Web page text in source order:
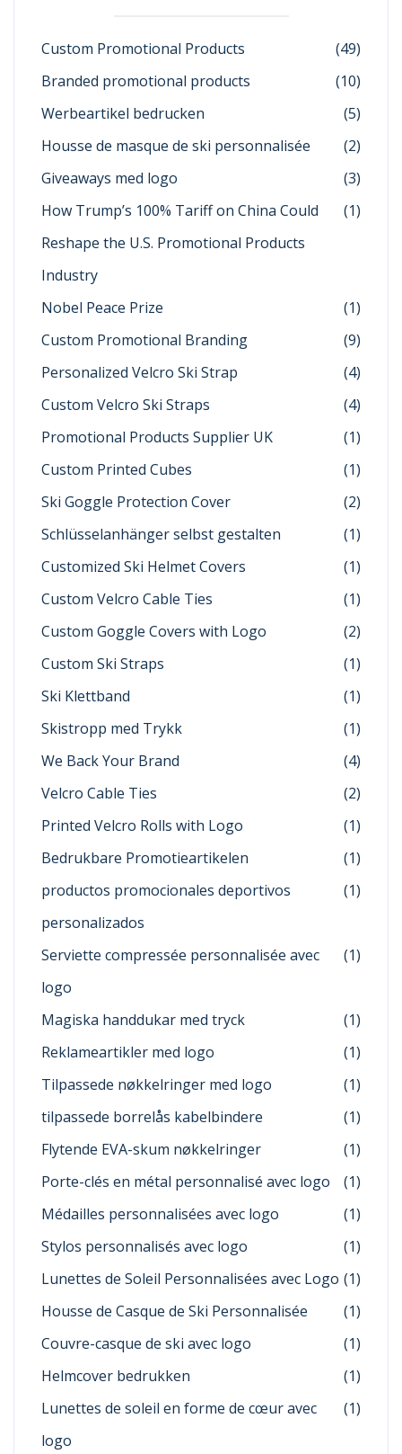
Custom Promotional Products
(49)
Branded promotional products
(10)
Werbeartikel bedrucken
(5)
Housse de masque de ski personnalisée
(2)
Giveaways med logo
(3)
How Trump’s 100% Tariff on China Could
Reshape the U.S. Promotional Products
Industry
(1)
Nobel Peace Prize
(1)
Custom Promotional Branding
(9)
Personalized Velcro Ski Strap
(4)
Custom Velcro Ski Straps
(4)
Promotional Products Supplier UK
(1)
Custom Printed Cubes
(1)
Ski Goggle Protection Cover
(2)
Schlüsselanhänger selbst gestalten
(1)
Customized Ski Helmet Covers
(1)
Custom Velcro Cable Ties
(1)
Custom Goggle Covers with Logo
(2)
Custom Ski Straps
(1)
Ski Klettband
(1)
Skistropp med Trykk
(1)
We Back Your Brand
(4)
Velcro Cable Ties
(2)
Printed Velcro Rolls with Logo
(1)
Bedrukbare Promotieartikelen
(1)
productos promocionales deportivos
personalizados
(1)
Serviette compressée personnalisée avec
logo
(1)
Magiska handdukar med tryck
(1)
Reklameartikler med logo
(1)
Tilpassede nøkkelringer med logo
(1)
tilpassede borrelås kabelbindere
(1)
Flytende EVA-skum nøkkelringer
(1)
Porte-clés en métal personnalisé avec logo
(1)
Médailles personnalisées avec logo
(1)
Stylos personnalisés avec logo
(1)
Lunettes de Soleil Personnalisées avec Logo (1)
Housse de Casque de Ski Personnalisée
(1)
Couvre-casque de ski avec logo
(1)
Helmcover bedrukken
(1)
Lunettes de soleil en forme de cœur avec
logo
(1)